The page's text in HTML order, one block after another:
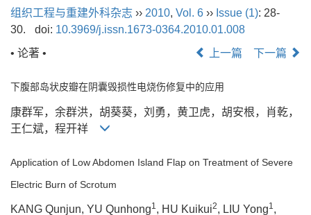
组织工程与重建外科杂志 ›› 2010, Vol. 6 ›› Issue (1): 28-
30.
doi: 10.3969/j.issn.1673-0364.2010.01.008
• 论著 •
上一篇 下一篇
下腹部岛状皮瓣在阴囊毁损性电烧伤修复中的应用
康群军，余群洪，胡葵葵，刘勇，黄卫虎，胡安根，肖乾，
王仁斌，程开祥
Application of Low Abdomen Island Flap on Treatment of Severe
Electric Burn of Scrotum
KANG Qunjun, YU Qunhong1, HU Kuikui2, LIU Yong1,